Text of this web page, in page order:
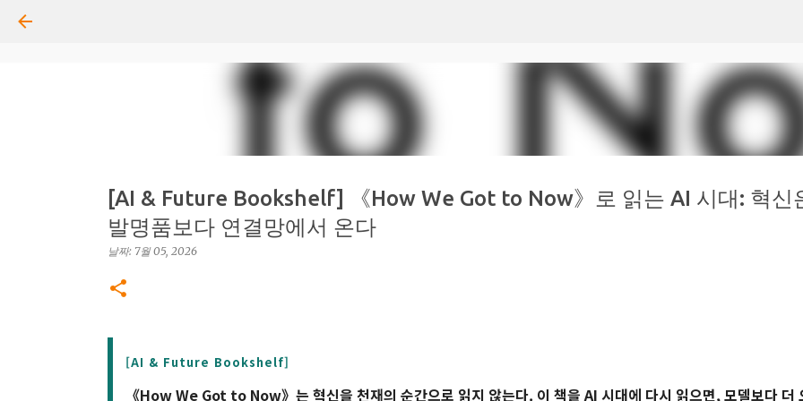
[AI & Future Bookshelf] 《How We Got to Now》로 읽는 AI 시대: 혁신
발명품보다 연결망에서 온다
날짜: 7월 05, 2026
[AI & Future Bookshelf]
《How We Got to Now》는 혁신을 천재의 순간으로 읽지 않는다. 이 책을 AI 시대에 다시 읽으면, 모델보다 더